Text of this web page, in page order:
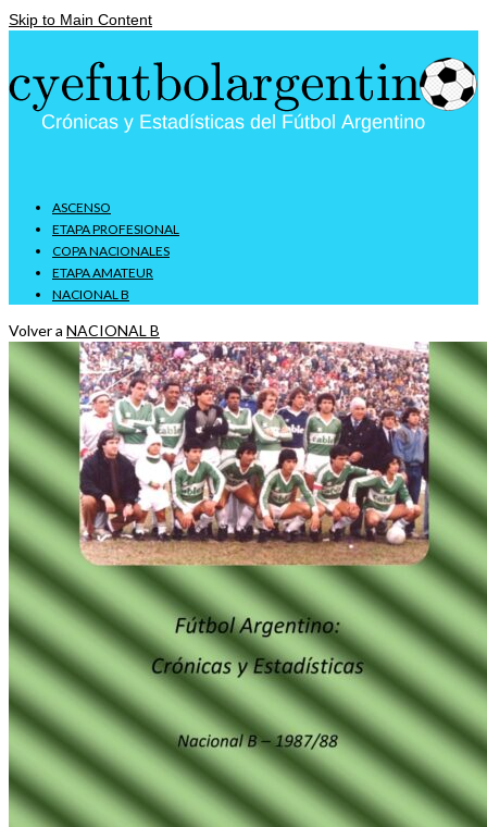
Skip to Main Content
ASCENSO
ETAPA PROFESIONAL
COPA NACIONALES
ETAPA AMATEUR
NACIONAL B
Volver a NACIONAL B